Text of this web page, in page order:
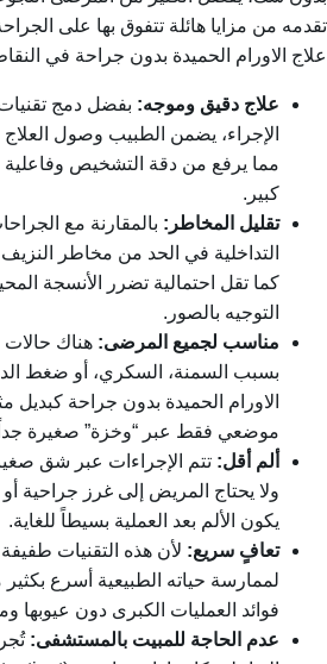
تقدمه من مزايا هائلة تتفوق بها على
علاج الاورام الحميدة بدون جراحة في
علاج دقيق وموجه: بفضل دمج
الإجراء، يضمن الطبيب وصول
مما يرفع من دقة التشخيص وفاعلية
كبير.
تقليل المخاطر: بالمقارنة مع
التداخلية في الحد من مخاطر
كما تقل احتمالية تضرر الأنسجة
التوجيه بالصور.
مناسب لجميع المرضى: هناك حالات
بسبب السمنة، السكري، أو ضغط الدم
الاورام الحميدة بدون جراحة كبديل
موضعي فقط عبر “وخزة” صغيرة
ألم أقل: تتم الإجراءات عبر شق
ولا يحتاج المريض إلى غرز جراحية
يكون الألم بعد العملية بسيطاً للغاية.
تعافٍ سريع: لأن هذه التقنيات
لممارسة حياته الطبيعية أسرع
فوائد العمليات الكبرى دون عيوبها
عدم الحاجة للمبيت بالمستشفى: